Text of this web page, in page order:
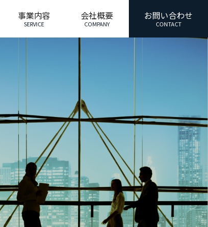
事業内容
SERVICE
会社概要
COMPANY
お問い合わせ
CONTACT